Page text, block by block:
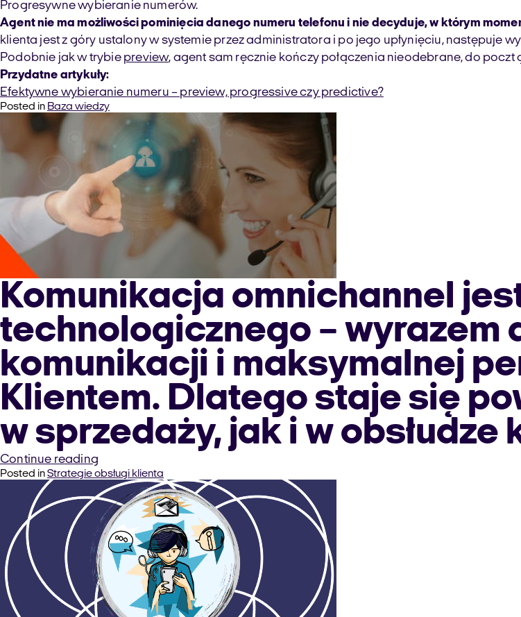
Progresywne wybieranie numerów.
Agent nie ma możliwości pominięcia danego numeru telefonu i nie decyduje, w którym
klienta jest z góry ustalony w systemie przez administratora i po jego upłynięciu, następuje
Podobnie jak w trybie preview, agent sam ręcznie kończy połączenia nieodebrane, do poczt
Przydatne artykuły:
Efektywne wybieranie numeru – preview, progressive czy predictive?
Posted in Baza wiedzy
Komunikacja omnichannel
technologicznego – wyrazem
komunikacji i maksymalnej
Klientem. Dlatego staje się
w sprzedaży, jak i w obsłudze
Continue reading“Komunikacja
omnichannel.
Co
wprowadza
do
call
center?”
Posted inStrategie obsługi klienta